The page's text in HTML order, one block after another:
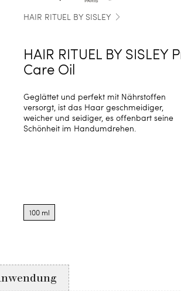
HAIR RITUEL BY SISLEY
HAIR RITUEL BY SISLEY
Care Oil
Geglättet und perfekt mit Nährstoffen
versorgt, ist das Haar geschmeidiger,
weicher und seidiger, es offenbart seine
Schönheit im Handumdrehen.
options
for
100 ml